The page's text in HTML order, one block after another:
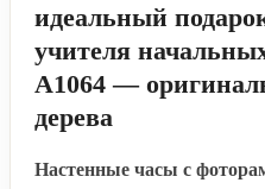
идеальный
учителя
A1064 —
дерева
Настенные часы с